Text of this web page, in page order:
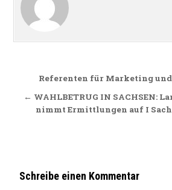
Beitragsnavigation
Referenten für Marketing
← WAHLBETRUG IN SACHSEN:
nimmt Ermittlungen auf I
Schreibe einen Kommentar